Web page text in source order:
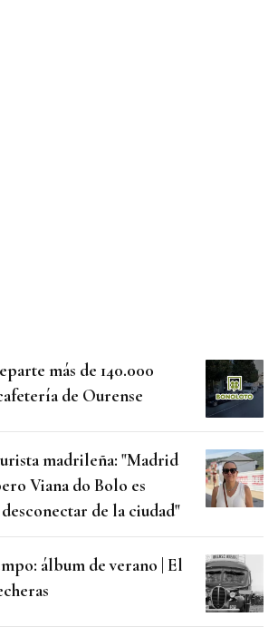
más de 140.000
de Ourense
madrileña: "Madrid
Viana do Bolo es
de la ciudad"
álbum de verano | El